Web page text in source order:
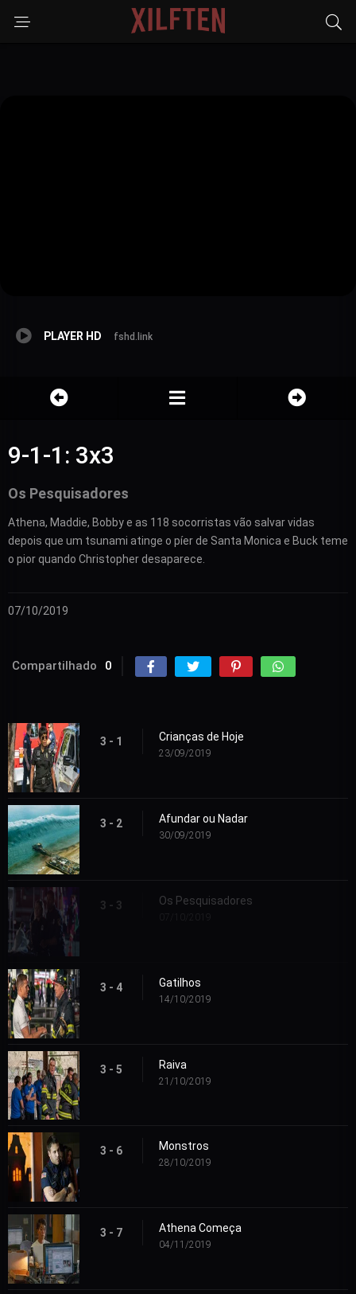
PLAYER HD fshd.link
9-1-1: 3x3
Os Pesquisadores
Athena, Maddie, Bobby e as 118 socorristas vão salvar vidas
depois que um tsunami atinge o píer de Santa Monica e Buck teme
o pior quando Christopher desaparece.
07/10/2019
Compartilhado 0
3 - 1 Crianças de Hoje
23/09/2019
3 - 2 Afundar ou Nadar
30/09/2019
3 - 3 Os Pesquisadores
3 - 4 Gatilhos
14/10/2019
3 - 5 Raiva
21/10/2019
3 - 6 Monstros
28/10/2019
3 - 7 Athena Começa
04/11/2019